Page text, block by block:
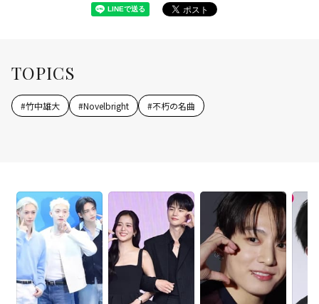
TOPICS
#竹中雄大 #Novelbright #不朽の名曲